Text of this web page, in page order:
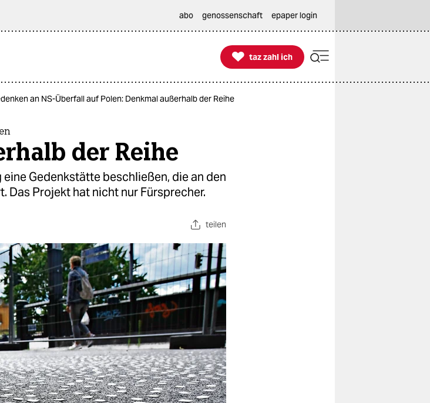
abo genossenschaft epaper login

taz zahl ich
taz zahl ich
an NS-Überfall auf Polen: Denkmal außerhalb der Reihe
der Reihe
Gedenkstätte beschließen, die an den
Das Projekt hat nicht nur Fürsprecher.
teilen